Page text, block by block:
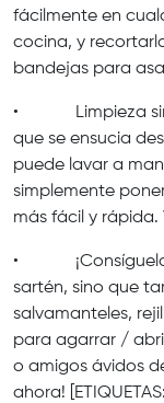
fácilmente en
cocina, y
bandejas para
• Limpieza sin
que se ensucia
puede lavar a
simplemente
más fácil y rápida.
• ¡Consíguelo
sartén, sino que
salvamanteles,
para agarrar /
o amigos ávidos
ahora!